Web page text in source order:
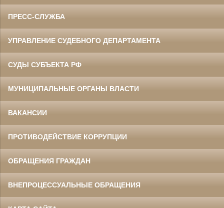
ПРЕСС-СЛУЖБА
УПРАВЛЕНИЕ СУДЕБНОГО ДЕПАРТАМЕНТА
СУДЫ СУБЪЕКТА РФ
МУНИЦИПАЛЬНЫЕ ОРГАНЫ ВЛАСТИ
ВАКАНСИИ
ПРОТИВОДЕЙСТВИЕ КОРРУПЦИИ
ОБРАЩЕНИЯ ГРАЖДАН
ВНЕПРОЦЕССУАЛЬНЫЕ ОБРАЩЕНИЯ